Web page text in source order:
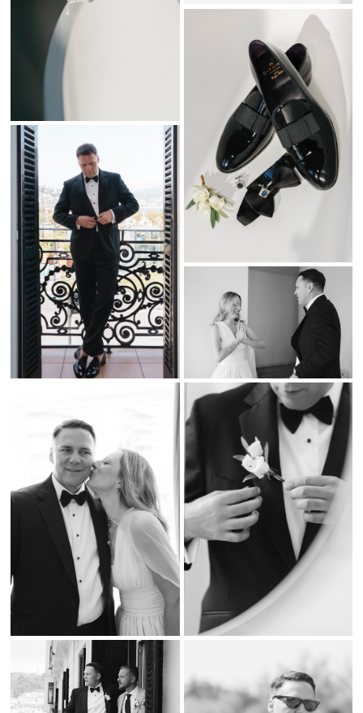
Tras la ceremonia, los novios y sus invitados disfrutaron de una
celebración impresionante en el
Mirador de Ulía. Este espacio con
vistas espectaculares de la ciudad, el mar y las montañas ofreció
un escenario perfecto para una fiesta elegante. La decoración,
Sunday Atelier,
resaltó la belleza del lugar y complementó perfectamente el estilo
de la boda.
El catering deTap Catering
sorprendió a los invitados con una
propuesta gastronómica deliciosa y sofisticada, haciendo que
cada plato fuera una experiencia única.
Fotografía de Bodas en San Sebastián: Capturando Tu
Historia
Comofotógrafo de bodas en San Sebastián, mi objetivo es
capturar los momentos más especiales y los detalles más
significativos de tu boda. Si buscas un reportaje auténtico, elegante
y lleno de emociones, estaré encantado de documentar tu historia
o en cualquier otro destino especial.